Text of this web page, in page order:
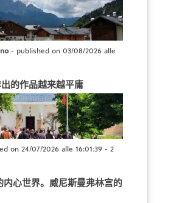
- published on 03/08/2026 alle
的作品越来越平庸
on 24/07/2026 alle 16:01:39 - 2
内心世界。威尼斯曼弗林宫的